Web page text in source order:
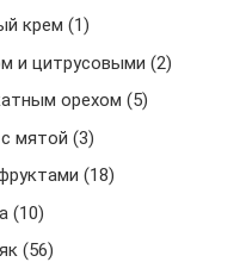
крем (1)
и цитрусовыми (2)
орехом (5)
мятой (3)
(18)
(10)
(56)